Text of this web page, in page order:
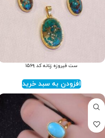
ست فیروزه زنانه کد ۱۵۶۹
افزودن به سبد خرید